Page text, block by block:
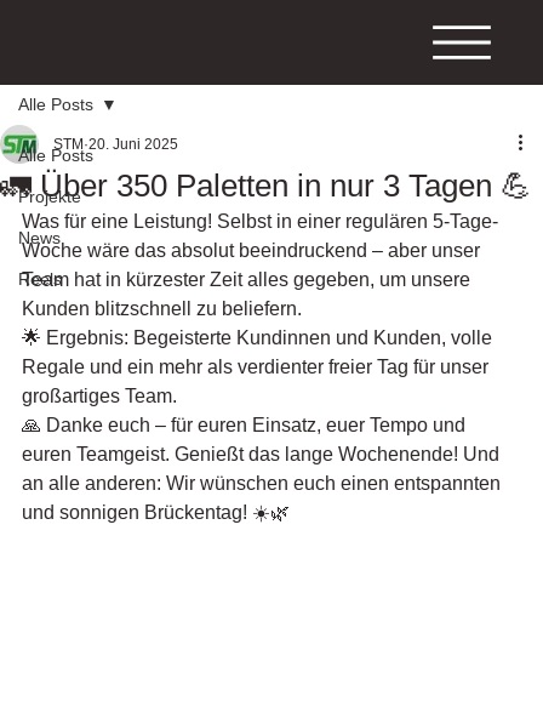
Alle Posts
Projekte
News
Reels
Alle Posts
🚛 Über 350 Paletten in nur 3 Tagen 💪
STM 20. Juni 2025
Was für eine Leistung! Selbst in einer regulären 5-Tage-
Woche wäre das absolut beeindruckend – aber unser
Team hat in kürzester Zeit alles gegeben, um unsere
Kunden blitzschnell zu beliefern.
🌟 Ergebnis: Begeisterte Kundinnen und Kunden, volle
Regale und ein mehr als verdienter freier Tag für unser
großartiges Team.
🙏 Danke euch – für euren Einsatz, euer Tempo und
euren Teamgeist. Genießt das lange Wochenende! Und
an alle anderen: Wir wünschen euch einen entspannten
und sonnigen Brückentag! ☀️🌿